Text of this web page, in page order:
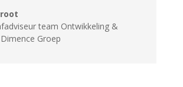
team Ontwikkeling &
Groep